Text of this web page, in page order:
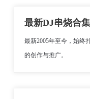
最新DJ串烧合
最新2005年至今，始终
的创作与推广。